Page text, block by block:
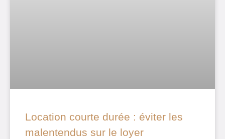
Location courte durée : éviter les
malentendus sur le loyer